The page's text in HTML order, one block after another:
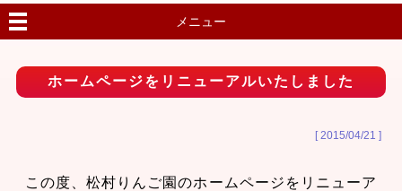
メニュー
ホームページをリニューアルいたしました
[ 2015/04/21 ]
この度、松村りんご園のホームページをリニューア